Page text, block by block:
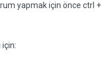
yapmak için önce ctrl
için: